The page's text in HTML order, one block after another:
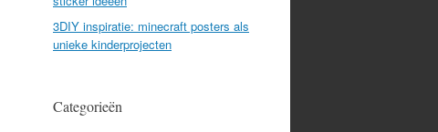
3DIY inspiratie: minecraft posters als
unieke kinderprojecten
Categorieën